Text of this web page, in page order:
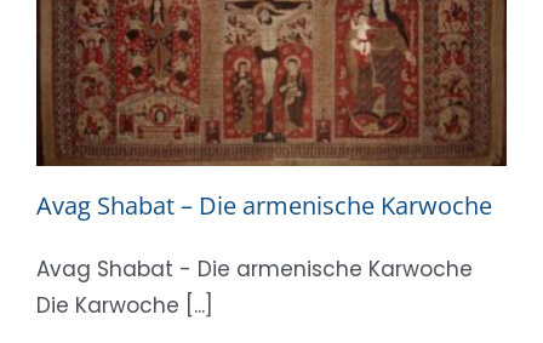
Avag Shabat – Die armenische Karwoche
Avag Shabat - Die armenische Karwoche
Die Karwoche [...]